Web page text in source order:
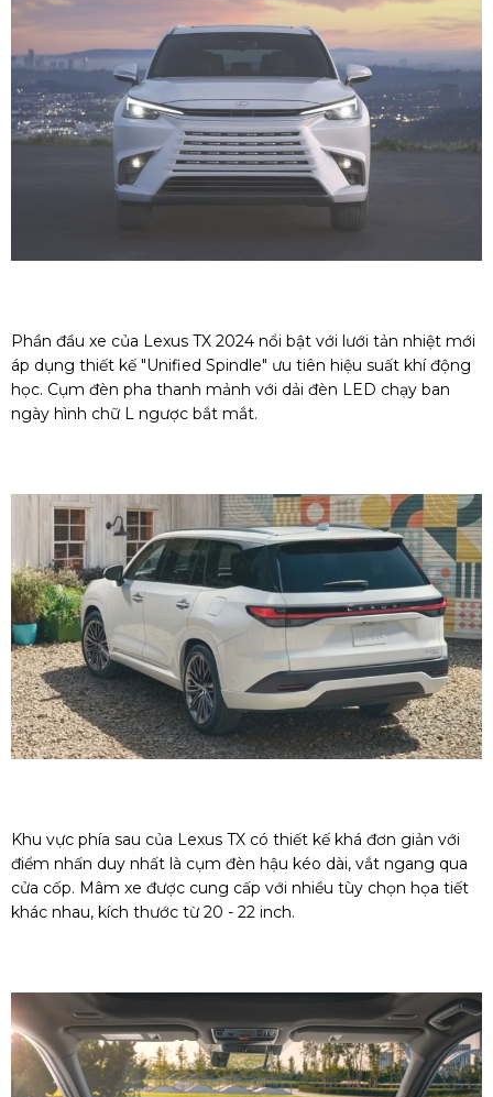
Phần đầu xe của Lexus TX 2024 nổi bật với lưới tản nhiệt mới
áp dụng thiết kế "Unified Spindle" ưu tiên hiệu suất khí động
học. Cụm đèn pha thanh mảnh với dải đèn LED chạy ban
ngày hình chữ L ngược bắt mắt.
Khu vực phía sau của Lexus TX có thiết kế khá đơn giản với
điểm nhấn duy nhất là cụm đèn hậu kéo dài, vắt ngang qua
cửa cốp. Mâm xe được cung cấp với nhiều tùy chọn họa tiết
khác nhau, kích thước từ 20 - 22 inch.